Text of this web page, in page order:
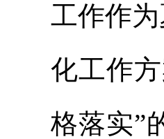
工作作
化工作
格落实”